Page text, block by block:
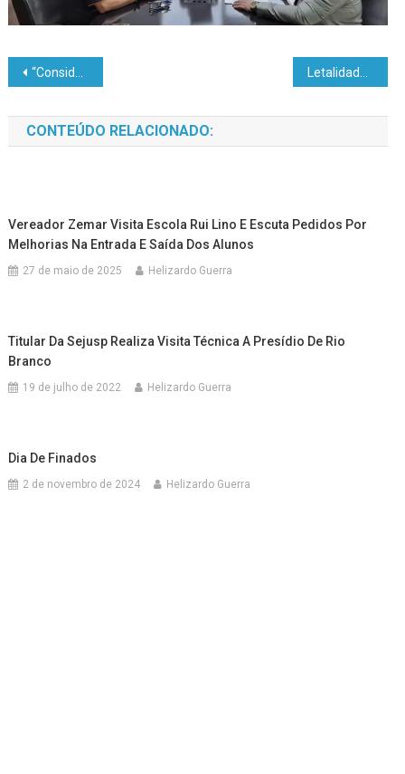
“Considerada a melhor cidade do Alto Acre, desde que o tráfego sobreviva às crateras” VEJA VIDEO
CONTEÚDO RELACIONADO:
Vereador Zemar Visita Escola Rui Lino E Escuta Pedidos Por
Melhorias Na Entrada E Saída Dos Alunos
27 de maio de 2025 Helizardo Guerra
Titular Da Sejusp Realiza Visita Técnica A Presídio De Rio
Branco
19 de julho de 2022 Helizardo Guerra
Dia De Finados
2 de novembro de 2024 Helizardo Guerra